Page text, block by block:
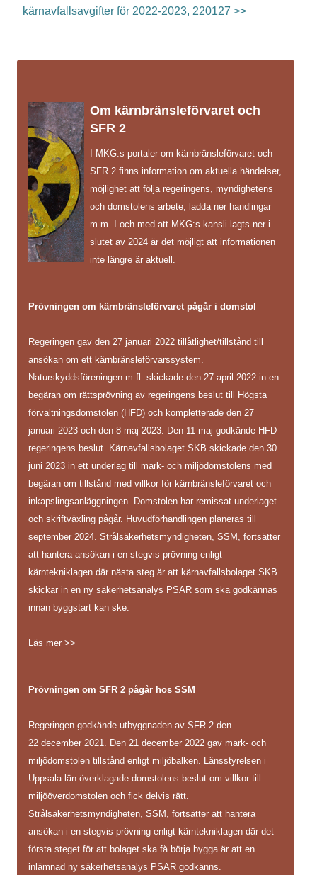
kärnavfallsavgifter för 2022-2023, 220127 >>
Om kärnbränsleförvaret och
SFR 2
I MKG:s portaler om kärnbränsleförvaret och
SFR 2 finns information om aktuella händelser,
möjlighet att följa regeringens, myndighetens
och domstolens arbete, ladda ner handlingar
m.m. I och med att MKG:s kansli lagts ner i
slutet av 2024 är det möjligt att informationen
inte längre är aktuell.
Prövningen om kärnbränsleförvaret pågår i domstol
Regeringen gav den 27 januari 2022 tillåtlighet/tillstånd till
ansökan om ett kärnbränsleförvarssystem.
Naturskyddsföreningen m.fl. skickade den 27 april 2022 in en
begäran om rättsprövning av regeringens beslut till Högsta
förvaltningsdomstolen (HFD) och kompletterade den 27
januari 2023 och den 8 maj 2023. Den 11 maj godkände HFD
regeringens beslut. Kärnavfallsbolaget SKB skickade den 30
juni 2023 in ett underlag till mark- och miljödomstolens med
begäran om tillstånd med villkor för kärnbränsleförvaret och
inkapslingsanläggningen. Domstolen har remissat underlaget
och skriftväxling pågår. Huvudförhandlingen planeras till
september 2024. Strålsäkerhetsmyndigheten, SSM, fortsätter
att hantera ansökan i en stegvis prövning enligt
kärntekniklagen där nästa steg är att kärnavfallsbolaget SKB
skickar in en ny säkerhetsanalys PSAR som ska godkännas
innan byggstart kan ske.
Läs mer >>
Prövningen om SFR 2 pågår hos SSM
Regeringen godkände utbyggnaden av SFR 2 den
22 december 2021. Den 21 december 2022 gav mark- och
miljödomstolen tillstånd enligt miljöbalken. Länsstyrelsen i
Uppsala län överklagade domstolens beslut om villkor till
miljööverdomstolen och fick delvis rätt.
Strålsäkerhetsmyndigheten, SSM, fortsätter att hantera
ansökan i en stegvis prövning enligt kärntekniklagen där det
första steget för att bolaget ska få börja bygga är att en
inlämnad ny säkerhetsanalys PSAR godkänns.